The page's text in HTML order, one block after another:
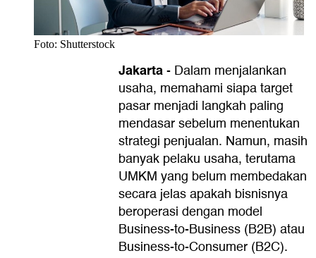
Foto: Shutterstock
Jakarta- Dalam menjalankan
usaha, memahami siapa target
pasar menjadi langkah paling
mendasar sebelum menentukan
strategi penjualan. Namun, masih
banyak pelaku usaha, terutama
UMKM yang belum membedakan
secara jelas apakah bisnisnya
beroperasi dengan model
Business-to-Business (B2B) atau
Business-to-Consumer (B2C).